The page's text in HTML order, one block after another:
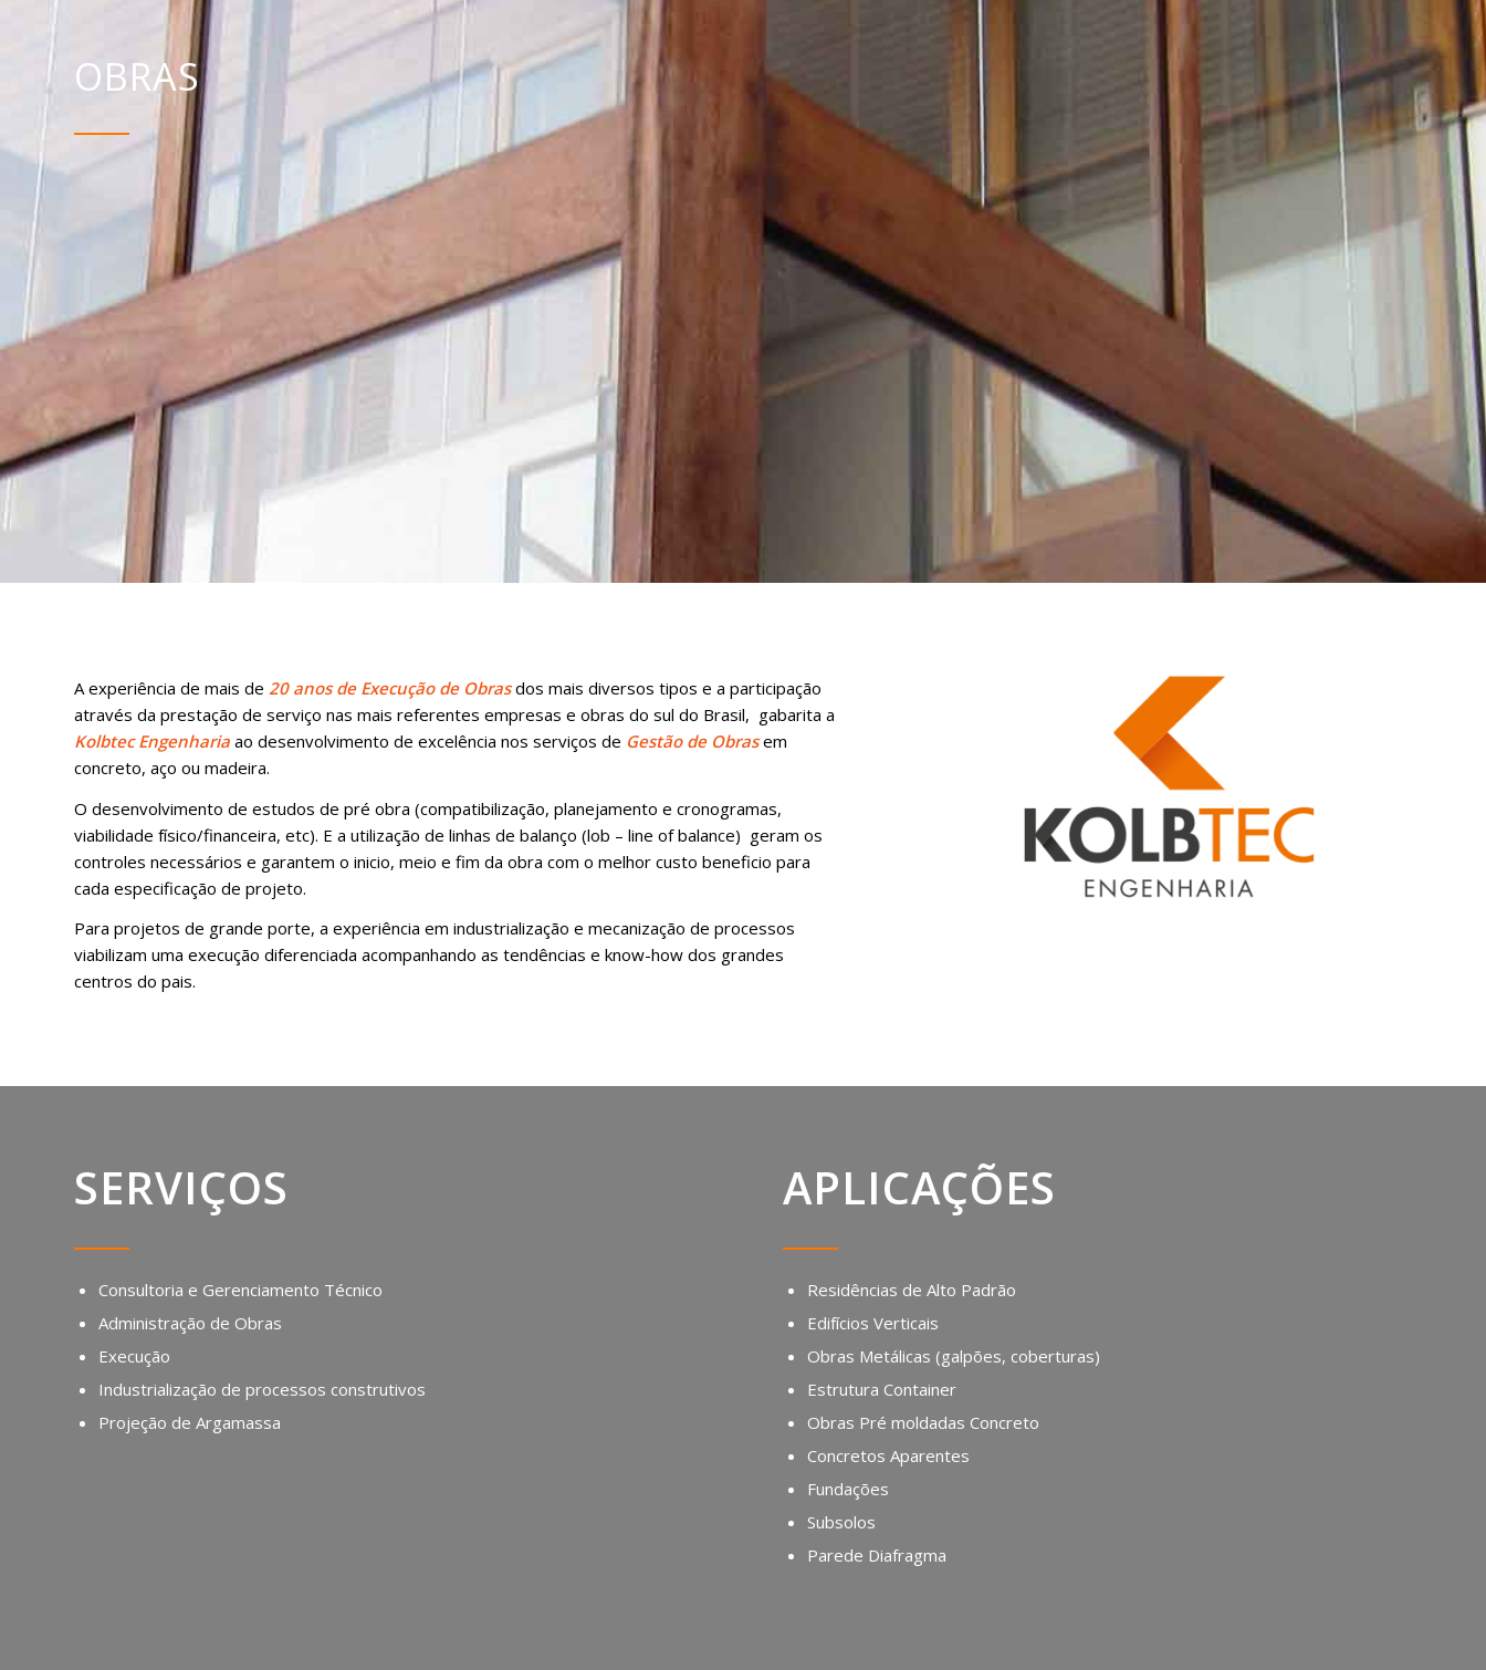
OBRAS
A experiência de mais de 20 anos de Execução de Obrasdos mais diversos tipos e a participação
através da prestação de serviço nas mais referentes empresas e obras do sul do Brasil, gabarita a
Kolbtec Engenharia ao desenvolvimento de excelência nos serviços de Gestão de Obrasem
concreto, aço ou madeira.
O desenvolvimento de estudos de pré obra (compatibilização, planejamento e cronogramas,
viabilidade físico/financeira, etc). E a utilização de linhas de balanço (lob – line of balance) geram os
controles necessários e garantem o inicio, meio e fim da obra com o melhor custo beneficio para
cada especificação de projeto.
Para projetos de grande porte, a experiência em industrialização e mecanização de processos
viabilizam uma execução diferenciada acompanhando as tendências e know-how dos grandes
centros do pais.
SERVIÇOS
Consultoria e Gerenciamento Técnico
Administração de Obras
Execução
Industrialização de processos construtivos
Projeção de Argamassa
APLICAÇÕES
Residências de Alto Padrão
Edifícios Verticais
Obras Metálicas (galpões, coberturas)
Estrutura Container
Obras Pré moldadas Concreto
Concretos Aparentes
Fundações
Subsolos
Parede Diafragma